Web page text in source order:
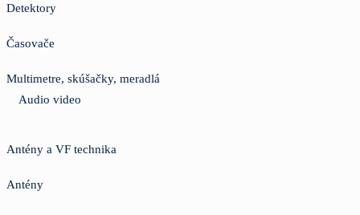
Detektory
Časovače
Multimetre, skúšačky, meradlá
Audio video
Antény a VF technika
Antény